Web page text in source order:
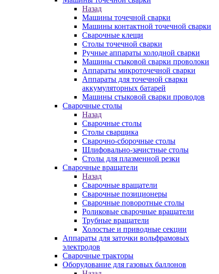
Назад
Машины точечной сварки
Машины контактной точечной сварки
Сварочные клещи
Столы точечной сварки
Ручные аппараты холодной сварки
Машины стыковой сварки проволоки
Аппараты микроточечной сварки
Аппараты для точечной сварки
аккумуляторных батарей
Машины стыковой сварки проводов
Сварочные столы
Назад
Сварочные столы
Столы сварщика
Сварочно-сборочные столы
Шлифовально-зачистные столы
Столы для плазменной резки
Сварочные вращатели
Назад
Сварочные вращатели
Сварочные позиционеры
Сварочные поворотные столы
Роликовые сварочные вращатели
Трубные вращатели
Холостые и приводные секции
Аппараты для заточки вольфрамовых
электродов
Сварочные тракторы
Оборудование для газовых баллонов